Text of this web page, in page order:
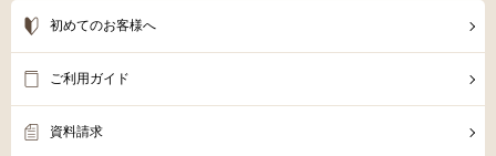
初めてのお客様へ
ご利用ガイド
資料請求